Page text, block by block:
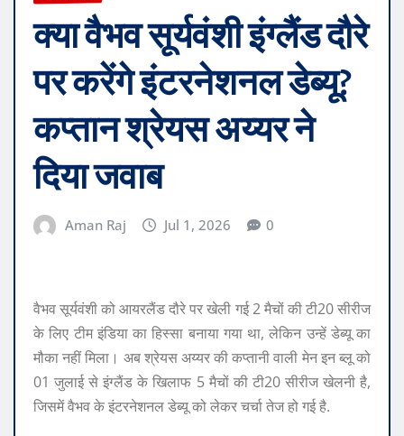
क्या वैभव सूर्यवंशी इंग्लैंड दौरे
पर करेंगे इंटरनेशनल डेब्यू?
कप्तान श्रेयस अय्यर ने
दिया जवाब
Aman Raj Jul 1, 2026 0
वैभव सूर्यवंशी को आयरलैंड दौरे पर खेली गई 2 मैचों की टी20 सीरीज
के लिए टीम इंडिया का हिस्सा बनाया गया था, लेकिन उन्हें डेब्यू का
मौका नहीं मिला। अब श्रेयस अय्यर की कप्तानी वाली मेन इन ब्लू को
01 जुलाई से इंग्लैंड के खिलाफ 5 मैचों की टी20 सीरीज खेलनी है,
जिसमें वैभव के इंटरनेशनल डेब्यू को लेकर चर्चा तेज हो गई है.